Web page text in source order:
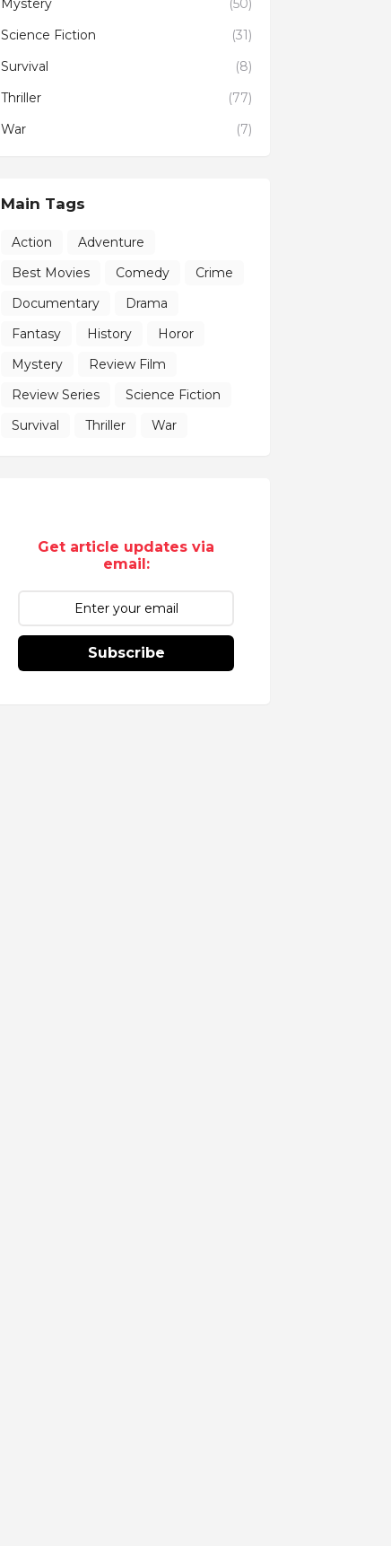
Mystery
(50)
Science Fiction
(31)
Survival
(8)
Thriller
(77)
War
(7)
Main Tags
Action
Adventure
Best Movies
Comedy
Crime
Documentary
Drama
Fantasy
History
Horor
Mystery
Review Film
Review Series
Science Fiction
Survival
Thriller War
Get article updates via
email:
Subscribe